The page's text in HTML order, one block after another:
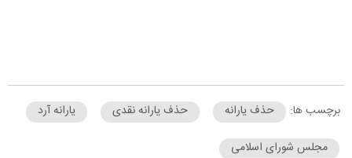
برچسب ها: حذف یارانه حذف یارانه نقدی
یارانه آرد
مجلس شورای اسلامی